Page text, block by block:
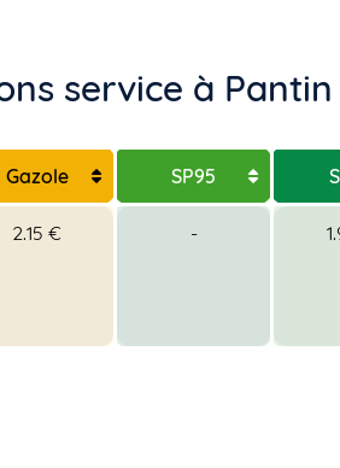
service à Pantin
Gazole SP95
2.15 € -